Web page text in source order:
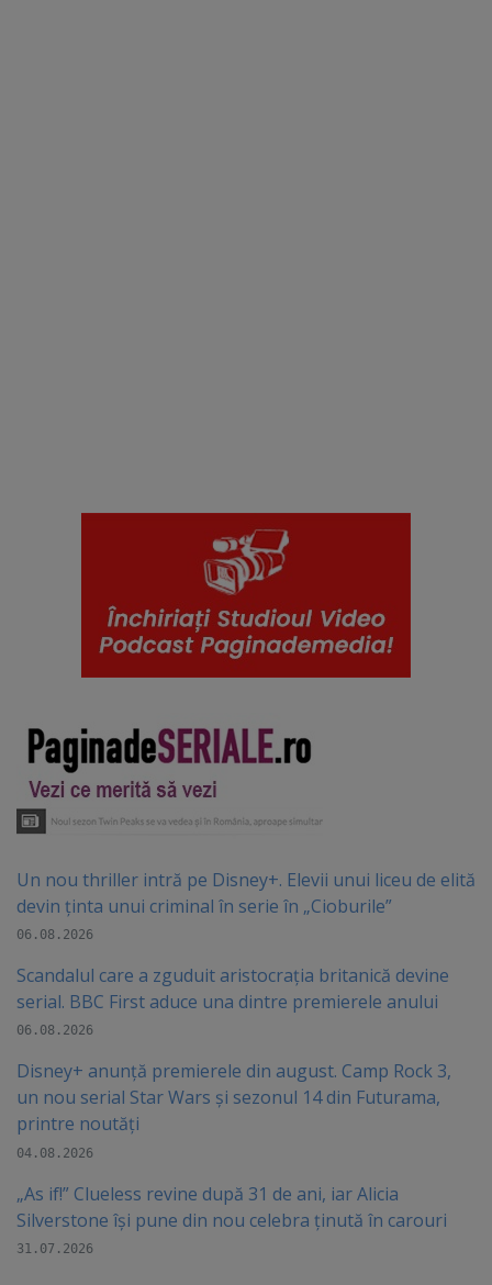
Un nou thriller intră pe Disney+. Elevii unui liceu de elită
devin ținta unui criminal în serie în „Cioburile”
06.08.2026
Scandalul care a zguduit aristocrația britanică devine
serial. BBC First aduce una dintre premierele anului
06.08.2026
Disney+ anunță premierele din august. Camp Rock 3,
un nou serial Star Wars și sezonul 14 din Futurama,
printre noutăți
04.08.2026
„As if!” Clueless revine după 31 de ani, iar Alicia
Silverstone își pune din nou celebra ținută în carouri
31.07.2026